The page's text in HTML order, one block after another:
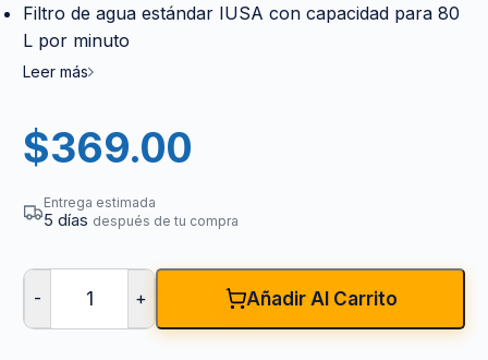
Filtro de agua estándar IUSA con capacidad para 80
L por minuto
Leer más
$369.00
Entrega estimada
5 días después de tu compra
- + Añadir Al Carrito